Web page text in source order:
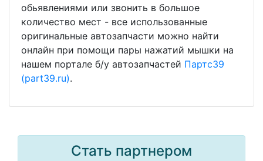
обьявлениями или звонить в большое
количество мест - все использованные
оригинальные автозапчасти можно найти
онлайн при помощи пары нажатий мышки на
нашем портале б/у автозапчастей Партс39
(part39.ru).
Стать партнером